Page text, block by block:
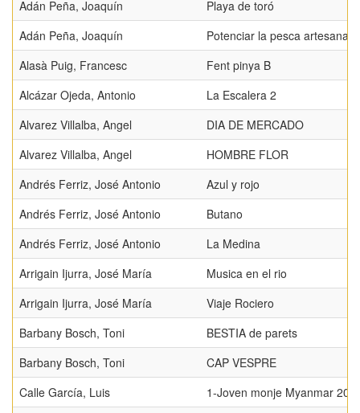
Adán Peña, Joaquín
Playa de toró
Adán Peña, Joaquín
Potenciar la pesca artesanal
Alasà Puig, Francesc
Fent pinya B
Alcázar Ojeda, Antonio
La Escalera 2
Alvarez Villalba, Angel
DIA DE MERCADO
Alvarez Villalba, Angel
HOMBRE FLOR
Andrés Ferriz, José Antonio
Azul y rojo
Andrés Ferriz, José Antonio
Butano
Andrés Ferriz, José Antonio
La Medina
Arrigain Ijurra, José María
Musica en el rio
Arrigain Ijurra, José María
Viaje Rociero
Barbany Bosch, Toni
BESTIA de parets
Barbany Bosch, Toni
CAP VESPRE
Calle García, Luis
1-Joven monje Myanmar